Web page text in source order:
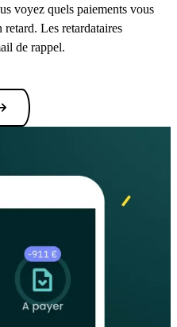
voyez quels paiements vous
retard. Les retardataires
de rappel.